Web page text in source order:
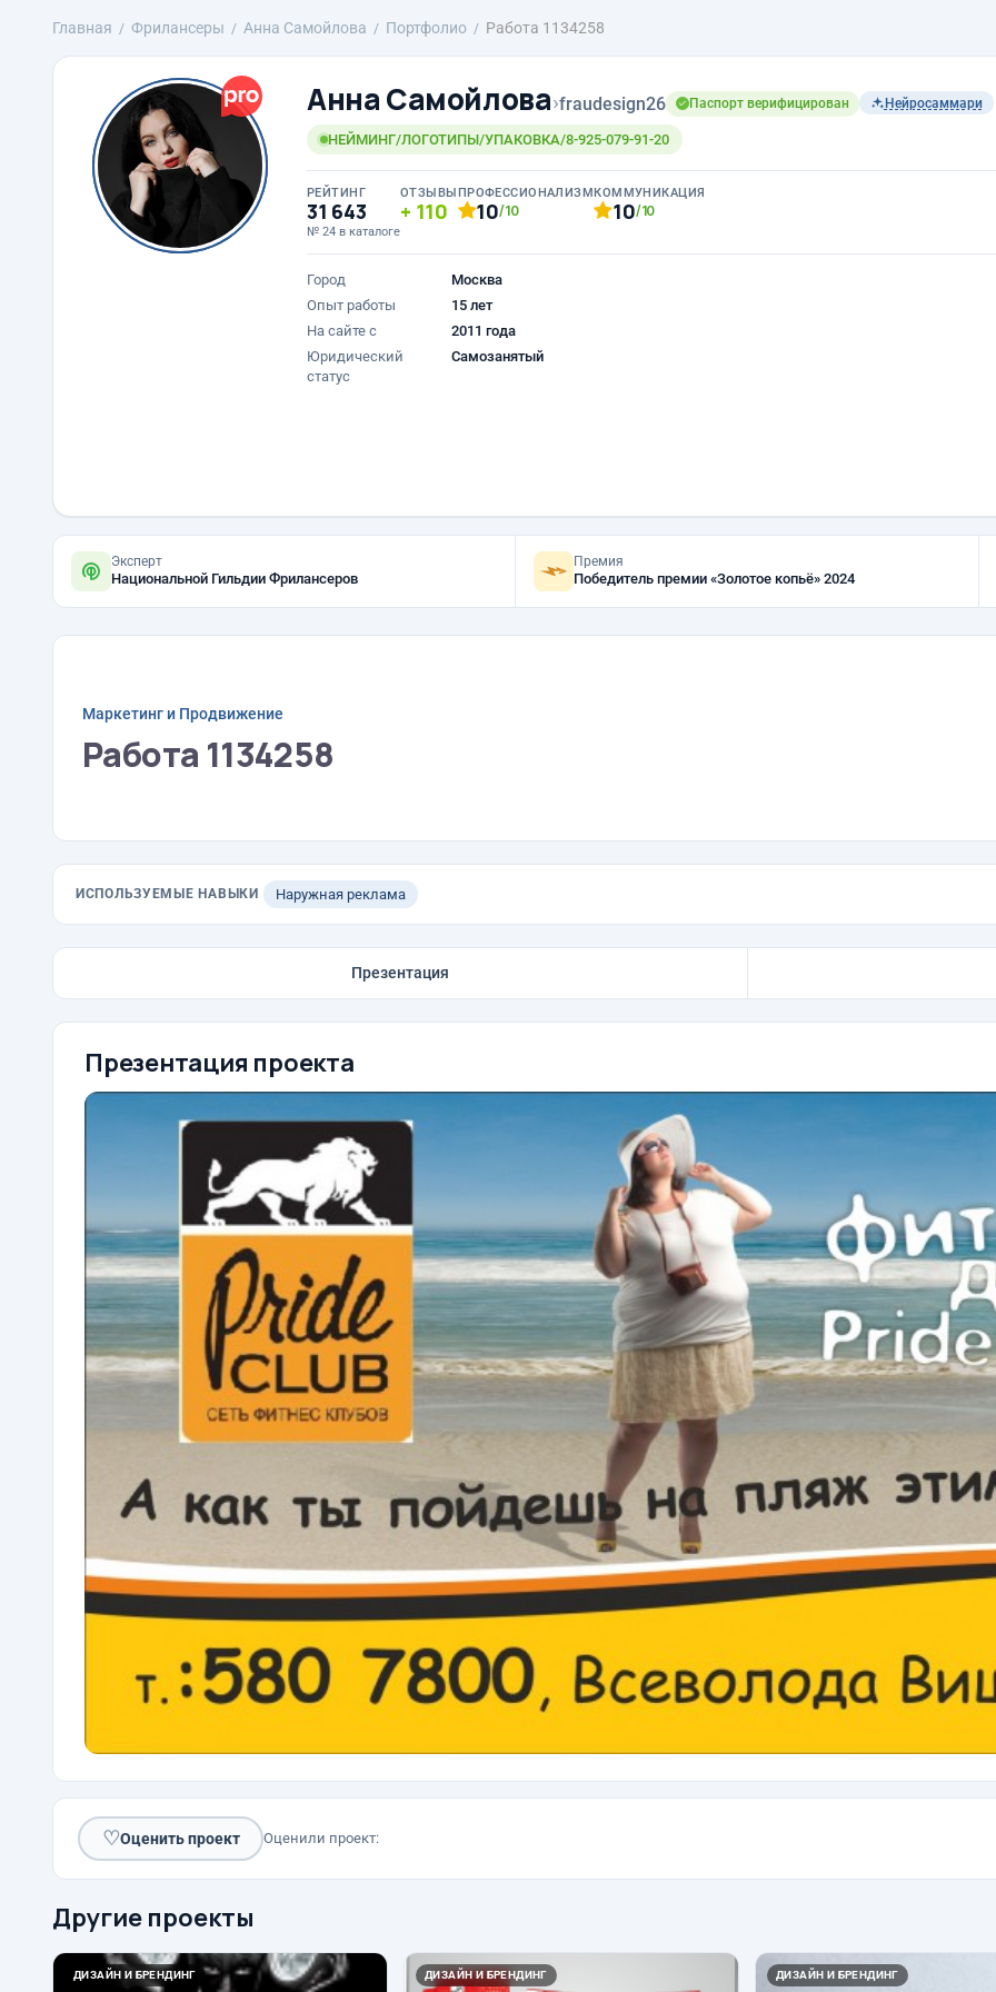
Главная Фрилансеры Анна Самойлова Портфолио Работа 1134258
Анна Самойлова›fraudesign26 Паспорт верифицирован Нейросаммари
НЕЙМИНГ/ЛОГОТИПЫ/УПАКОВКА/8-925-079-91-20
РЕЙТИНГ
31 643
№ 24 в каталоге
ОТЗЫВЫ
110
ПРОФЕССИОНАЛИЗМ
10/10
КОММУНИКАЦИЯ
10/10
Город
Москва
Опыт работы
15 лет
На сайте с
2011 года
Юридический
статус
Самозанятый
Эксперт
Национальной Гильдии Фрилансеров
Премия
Победитель премии «Золотое копьё» 2024
Маркетинг и Продвижение
Работа 1134258
ИСПОЛЬЗУЕМЫЕ НАВЫКИ Наружная реклама
Презентация
Презентация проекта
♡Оценить проект Оценили проект:
Другие проекты
ДИЗАЙН И БРЕНДИНГ ДИЗАЙН И БРЕНДИНГ ДИЗАЙН И БРЕНДИНГ